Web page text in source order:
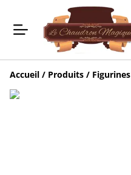
Accueil / Produits / Figurines